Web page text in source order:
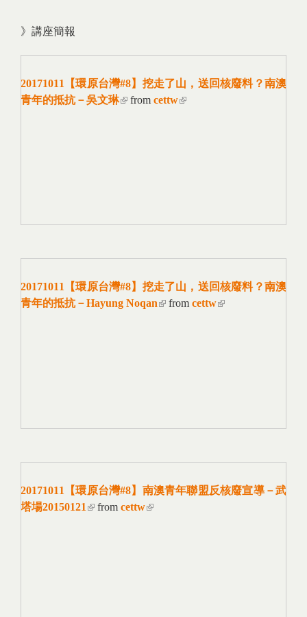
》講座簡報
20171011【環原台灣#8】挖走了山，送回核廢料？南澳
青年的抵抗－吳文琳(link is external)
from cettw(link is external)
20171011【環原台灣#8】挖走了山，送回核廢料？南澳
青年的抵抗－Hayung Noqan(link is external)
from cettw(link is
20171011【環原台灣#8】南澳青年聯盟反核廢宣導－武
塔場20150121 (link is external)
from cettw(link is external)